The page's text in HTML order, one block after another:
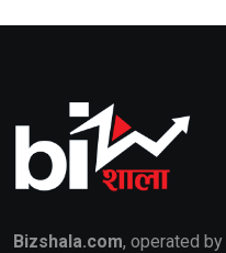
Bizshala.com, operated by